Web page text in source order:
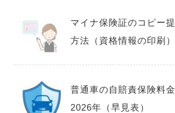
マイナ保険証のコピー
方法（資格情報の印刷）
普通車の自賠責保険料
2026年（早見表）